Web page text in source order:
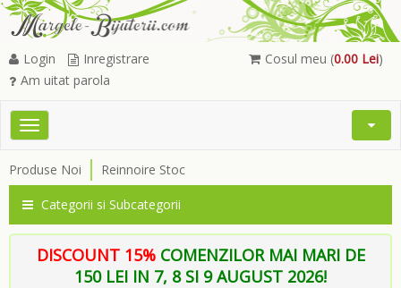
Cosul meu (0.00 Lei)
Login
Inregistrare
Am uitat parola
Toggle
Open
Produse Noi Reinnoire Stoc
Categorii si Subcategorii
DISCOUNT 15% COMENZILOR MAI MARI DE
150 LEI IN 7, 8 SI 9 AUGUST 2026!